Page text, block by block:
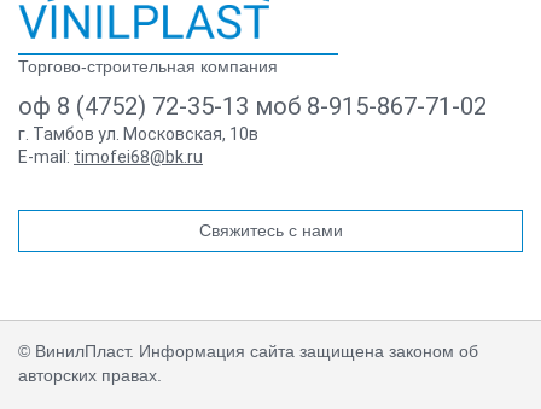
Торгово-строительная компания
оф 8 (4752) 72-35-13 моб 8-915-867-71-02
г. Тамбов ул. Московская, 10в
E-mail: timofei68@bk.ru
Свяжитесь с нами
© ВинилПласт. Информация сайта защищена законом об
авторских правах.